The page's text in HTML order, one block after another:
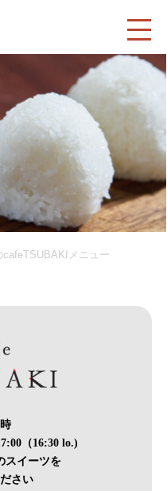
cafeTSUBAKIメニュー
（16:30 lo.)
スイーツを
さい